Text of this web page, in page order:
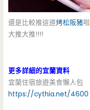
還是比較推這道烤松阪豬啦
大推大推!!!!
更多詳細的宜蘭資料
宜蘭住宿旅遊美食懶人包
https://cythia.net/4600